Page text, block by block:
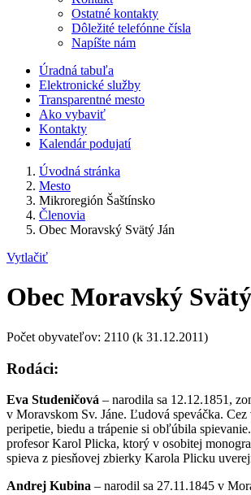
Ostatné kontakty
Dôležité telefónne čísla
Napíšte nám
Úradná tabuľa
Elektronické služby
Transparentné mesto
Ako vybaviť
Kontakty
Kalendár podujatí
Úvodná stránka
Mesto
Mikroregión Šaštínsko
Členovia
Obec Moravský Svätý Ján
Vytlačiť
Obec Moravský
Počet obyvateľov: 2110 (k 31.12.2011)
Rodáci:
Eva Studeničová – narodila sa 12.12.1851,
v Moravskom Sv. Jáne. Ľudová speváčka.
peripetie, biedu a trápenie si obľúbila
profesor Karol Plicka, ktorý v osobitej
spieva z piesňovej zbierky Karola Plicku
Andrej Kubina – narodil sa 27.11.1845 v